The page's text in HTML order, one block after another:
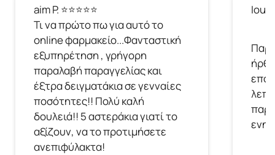
aim P. ⭐⭐⭐⭐⭐
Τι να πρώτο πω για αυτό το
online φαρμακείο...Φανταστική
εξυπηρέτηση , γρήγορη
παραλαβή παραγγελίας και
έξτρα δειγματάκια σε γενναίες
ποσότητες!! Πολύ καλή
δουλειά!! 5 αστεράκια γιατί το
αξίζουν, να το προτιμήσετε
ανεπιφύλακτα!
Ioulia